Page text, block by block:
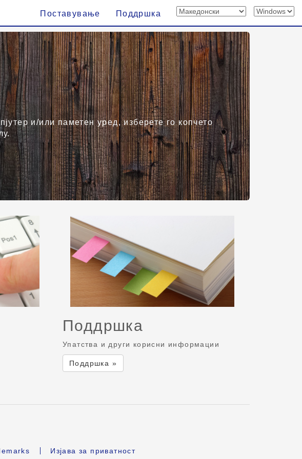
Поставување Поддршка
и/или паметен уред, изберете го копчето
Поддршка
Упатства и други корисни информации
Поддршка »
Изјава за приватност